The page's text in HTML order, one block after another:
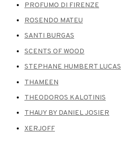
PROFUMO DI FIRENZE
ROSENDO MATEU
SANTI BURGAS
SCENTS OF WOOD
STEPHANE HUMBERT LUCAS
THAMEEN
THEODOROS KALOTINIS
THAUY BY DANIEL JOSIER
XERJOFF